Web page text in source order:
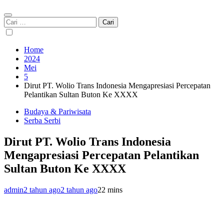
Cari
untuk:
Home
2024
Mei
5
Dirut PT. Wolio Trans Indonesia Mengapresiasi Percepatan
Pelantikan Sultan Buton Ke XXXX
Budaya & Pariwisata
Serba Serbi
Dirut PT. Wolio Trans Indonesia
Mengapresiasi Percepatan Pelantikan
Sultan Buton Ke XXXX
admin2 tahun ago2 tahun ago22 mins